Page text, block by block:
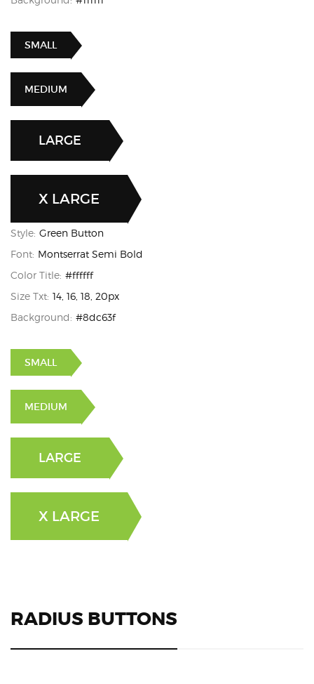
SMALL
MEDIUM
LARGE
X LARGE
Style: Green Button
Font: Montserrat Semi Bold
Color Title: #ffffff
Size Txt: 14, 16, 18, 20px
Background: #8dc63f
SMALL
MEDIUM
LARGE
X LARGE
RADIUS BUTTONS